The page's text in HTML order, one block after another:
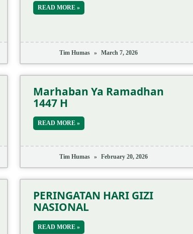
READ MORE »
Tim Humas March 7, 2026
Marhaban Ya Ramadhan
1447 H
READ MORE »
Tim Humas February 20, 2026
PERINGATAN HARI GIZI
NASIONAL
READ MORE »